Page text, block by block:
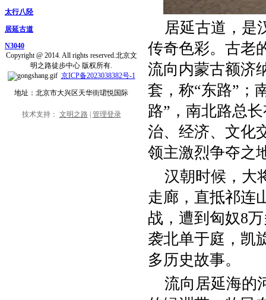
太行八陉
居延古道
N3040
居延古道，是
传奇色彩。古老
流向内蒙古额济
套，称“东路”；
路”，南北路总
治、经济、文化
领主激烈争夺之
汉朝时候，大
走廊，直抵祁连
战，遭到匈奴8
袭北单于庭，凯
多历史故事。
流向居延海的
Copyright @ 2014. All rights reserved.北京文
明之路徒步中心 版权所有.
京ICP备2023038382号-1
地址：北京市大兴区天华街珺悦国际
技术支持： 文明之路| 管理登录